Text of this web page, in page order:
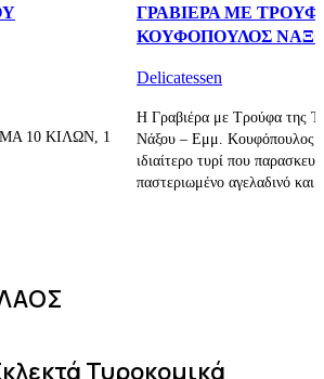
10 KIΛΩΝ, 1
ΓΡΑΒΙΕΡΑ ΜΕ
ΚΟΥΦΟΠΟΥΛΟΣ
Delicatessen
Η Γραβιέρα με Τρούφα της
Νάξου – Εμμ. Κουφόπουλος
ιδιαίτερο τυρί που
παστεριωμένο αγελαδινό και
Τυροκομικά